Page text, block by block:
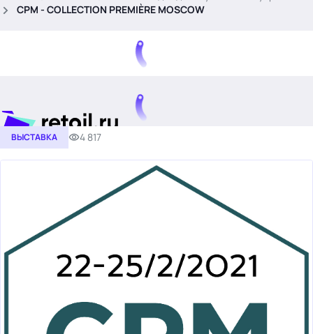
Тема месяца: Автоматизация на 1С
картина дня
темы
новости
материалы
события
бизнес-центр
СРМ - COLLECTION PREMIÈRE MOSCOW
ВЫСТАВКА 4 817